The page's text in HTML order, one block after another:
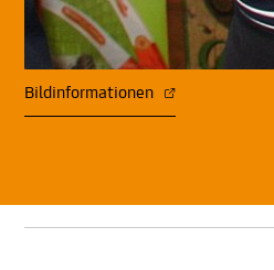
Bildinformationen